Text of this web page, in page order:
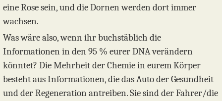
eine Rose sein, und die Dornen werden dort immer
wachsen.
Was wäre also, wenn ihr buchstäblich die
Informationen in den 95 % eurer DNA verändern
könntet? Die Mehrheit der Chemie in eurem Körper
besteht aus Informationen, die das Auto der Gesundheit
und der Regeneration antreiben. Sie sind der Fahrer/die